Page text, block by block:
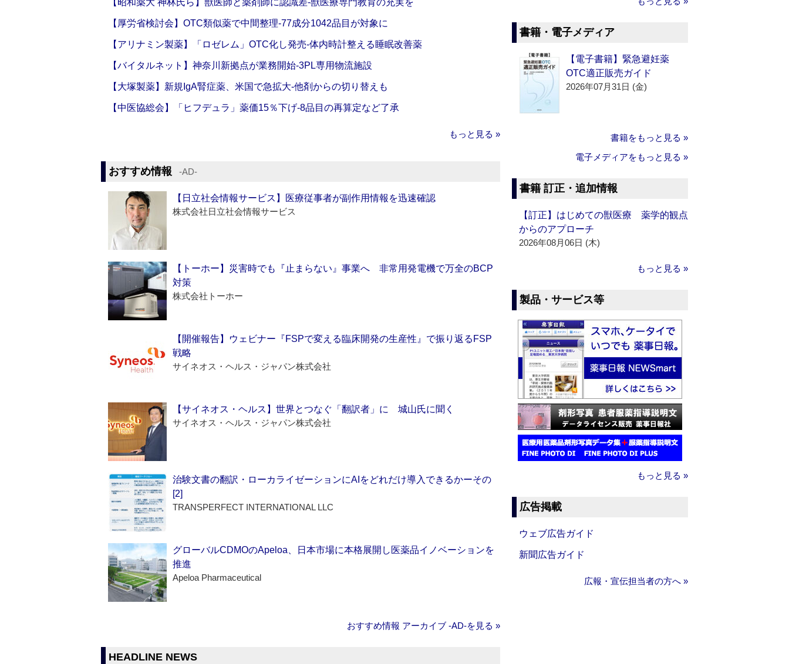
【昭和薬大 神林氏ら】獣医師と薬剤師に認識差‐獣医療専門教育の充実を
【厚労省検討会】OTC類似薬で中間整理‐77成分1042品目が対象に
【アリナミン製薬】「ロゼレム」OTC化し発売‐体内時計整える睡眠改善薬
【バイタルネット】神奈川新拠点が業務開始‐3PL専用物流施設
【大塚製薬】新規IgA腎症薬、米国で急拡大‐他剤からの切り替えも
【中医協総会】「ヒフデュラ」薬価15％下げ‐8品目の再算定など了承
もっと見る »
おすすめ情報 ‐AD‐
【日立社会情報サービス】医療従事者が副作用情報を迅速確認
株式会社日立社会情報サービス
【トーホー】災害時でも『止まらない』事業へ 非常用発電機で万全のBCP
対策
株式会社トーホー
【開催報告】ウェビナー『FSPで変える臨床開発の生産性』で振り返るFSP
戦略
サイネオス・ヘルス・ジャパン株式会社
【サイネオス・ヘルス】世界とつなぐ「翻訳者」に 城山氏に聞く
サイネオス・ヘルス・ジャパン株式会社
治験文書の翻訳・ローカライゼーションにAIをどれだけ導入できるかーその
[2]
TRANSPERFECT INTERNATIONAL LLC
グローバルCDMOのApeloa、日本市場に本格展開し医薬品イノベーションを
推進
Apeloa Pharmaceutical
おすすめ情報 アーカイブ ‐AD‐を見る »
HEADLINE NEWS
書籍・電子メディア
【電子書籍】緊急避妊薬
OTC適正販売ガイド
2026年07月31日 (金)
書籍をもっと見る »
電子メディアをもっと見る »
書籍 訂正・追加情報
【訂正】はじめての獣医療 薬学的観点
からのアプローチ
2026年08月06日 (木)
もっと見る »
製品・サービス等
もっと見る »
広告掲載
ウェブ広告ガイド
新聞広告ガイド
広報・宣伝担当者の方へ »